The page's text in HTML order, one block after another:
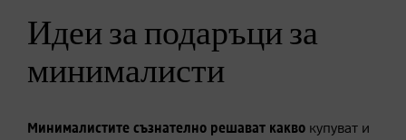
Идеи за подаръци за
минималисти
Минималистите съзнателно решават какво купуват и